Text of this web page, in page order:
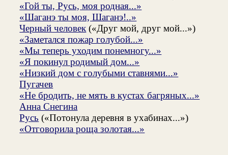
«Гой ты, Русь, моя родная...»
«Шаганэ ты моя, Шаганэ!..»
Черный человек («Друг мой, друг мой...»)
«Заметался пожар голубой...»
«Мы теперь уходим понемногу...»
«Я покинул родимый дом...»
«Низкий дом с голубыми ставнями...»
Пугачев
«Не бродить, не мять в кустах багряных...»
Анна Снегина
Русь («Потонула деревня в ухабинах...»)
«Отговорила роща золотая...»